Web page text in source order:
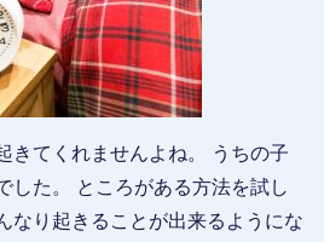
きてくれませんよね。 うちの子
した。 ところがある方法を試し
なり起きることが出来るようにな